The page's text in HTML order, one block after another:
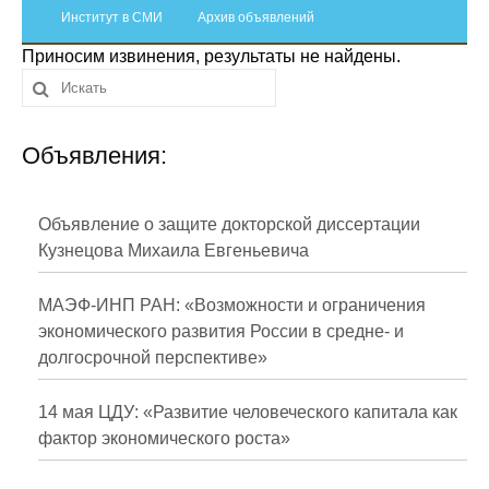
Отчетность
Противодействие коррупции
Материалы для СМИ
Публикации
Научная жизнь
Проблемы прогнозирования
О журнале
Номера журналов
Институт в СМИ Архив объявлений
Приносим извинения, результаты не найдены.
Объявления:
Объявление о защите докторской диссертации
Кузнецова Михаила Евгеньевича
МАЭФ-ИНП РАН: «Возможности и ограничения
экономического развития России в средне- и
долгосрочной перспективе»
14 мая ЦДУ: «Развитие человеческого капитала как
фактор экономического роста»